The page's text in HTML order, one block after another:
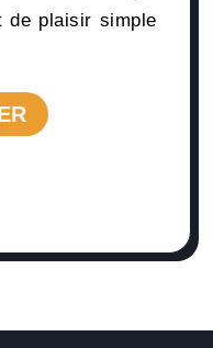
de plaisir simple